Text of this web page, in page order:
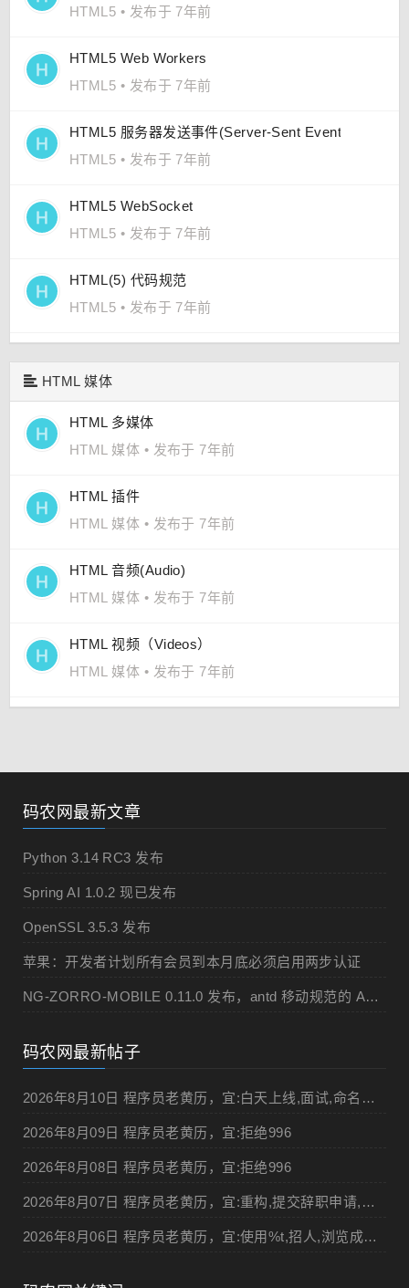
HTML5 • 发布于 7年前
HTML5 Web Workers
HTML5 • 发布于 7年前
HTML5 服务器发送事件(Server-Sent Events)
HTML5 • 发布于 7年前
HTML5 WebSocket
HTML5 • 发布于 7年前
HTML(5) 代码规范
HTML5 • 发布于 7年前
HTML 媒体
HTML 多媒体
HTML 媒体 • 发布于 7年前
HTML 插件
HTML 媒体 • 发布于 7年前
HTML 音频(Audio)
HTML 媒体 • 发布于 7年前
HTML 视频（Videos）
HTML 媒体 • 发布于 7年前
码农网最新文章
Python 3.14 RC3 发布
Spring AI 1.0.2 现已发布
OpenSSL 3.5.3 发布
苹果：开发者计划所有会员到本月底必须启用两步认证
NG-ZORRO-MOBILE 0.11.0 发布，antd 移动规范的 Angular 实现
码农网最新帖子
2026年8月10日 程序员老黄历，宜:白天上线,面试,命名变量"%v",打DOTA
2026年8月09日 程序员老黄历，宜:拒绝996
2026年8月08日 程序员老黄历，宜:拒绝996
2026年8月07日 程序员老黄历，宜:重构,提交辞职申请,申请加薪
2026年8月06日 程序员老黄历，宜:使用%t,招人,浏览成人网站,提交代码